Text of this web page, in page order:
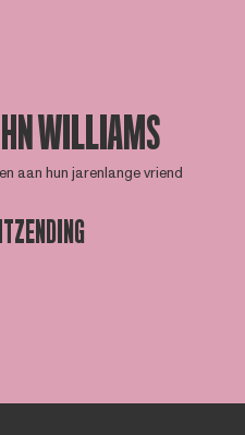
WILLIAMS
aan hun jarenlange vriend